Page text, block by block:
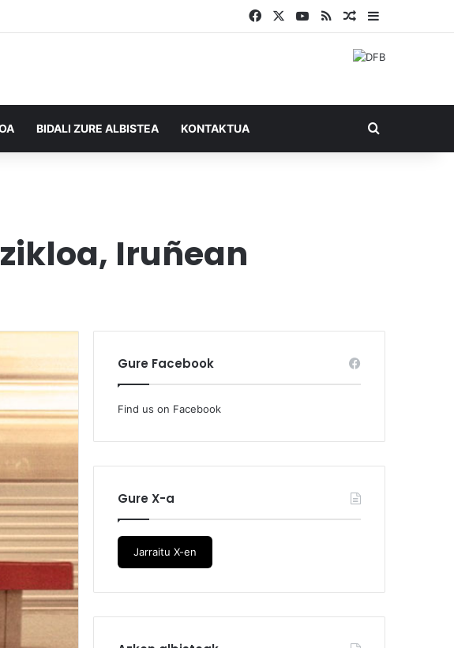
Facebook YouTube
RSS Ausazko
BIDALI ZURE ALBISTEA KONTAKTUA
Iruñean
Gure Facebook
Find us on Facebook
Gure X-a
Jarraitu X-en